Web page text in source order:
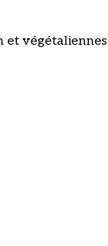
et végétaliennes